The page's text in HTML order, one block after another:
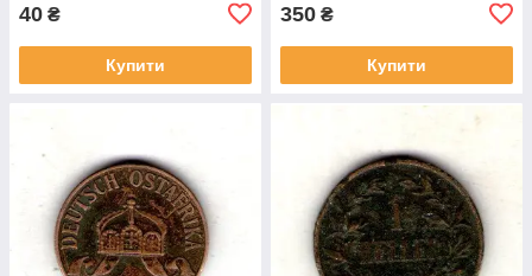
40 ₴
Купити
350 ₴
Купити